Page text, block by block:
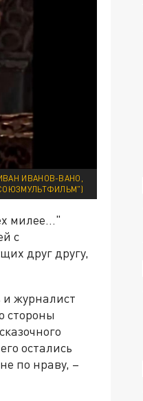
ИВАНОВ-ВАНО,
милее…"
с
друг другу,
журналист
стороны
остались
по нраву, –